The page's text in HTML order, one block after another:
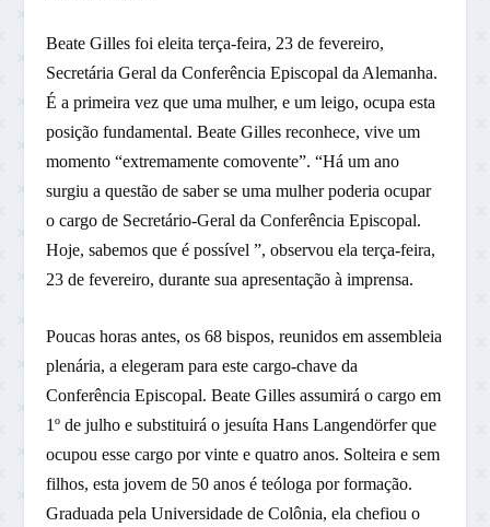
Beate Gilles foi eleita terça-feira, 23 de fevereiro,
Secretária Geral da Conferência Episcopal da Alemanha.
É a primeira vez que uma mulher, e um leigo, ocupa esta
posição fundamental. Beate Gilles reconhece, vive um
momento “extremamente comovente”. “Há um ano
surgiu a questão de saber se uma mulher poderia ocupar
o cargo de Secretário-Geral da Conferência Episcopal.
Hoje, sabemos que é possível ”, observou ela terça-feira,
23 de fevereiro, durante sua apresentação à imprensa.
Poucas horas antes, os 68 bispos, reunidos em assembleia
plenária, a elegeram para este cargo-chave da
Conferência Episcopal. Beate Gilles assumirá o cargo em
1º de julho e substituirá o jesuíta Hans Langendörfer que
ocupou esse cargo por vinte e quatro anos. Solteira e sem
filhos, esta jovem de 50 anos é teóloga por formação.
Graduada pela Universidade de Colônia, ela chefiou o